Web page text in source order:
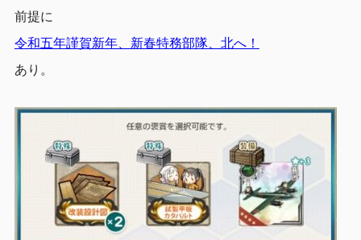
前提に
令和五年謹賀新年、新春特務部隊、北へ！
あり。